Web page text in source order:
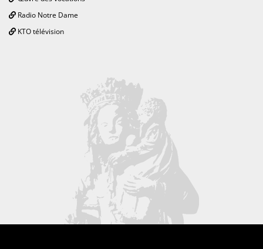
Radio Notre Dame
KTO télévision